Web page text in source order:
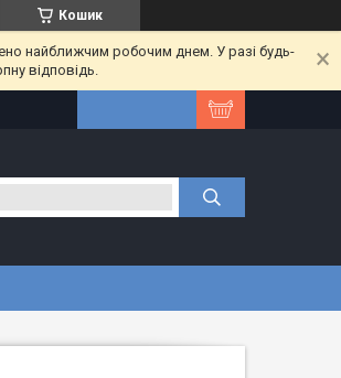
Кошик
найближчим робочим днем. У разі будь-
відповідь.